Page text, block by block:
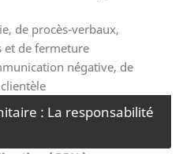
de procès-verbaux,
et de fermeture
négative, de
: La responsabilité